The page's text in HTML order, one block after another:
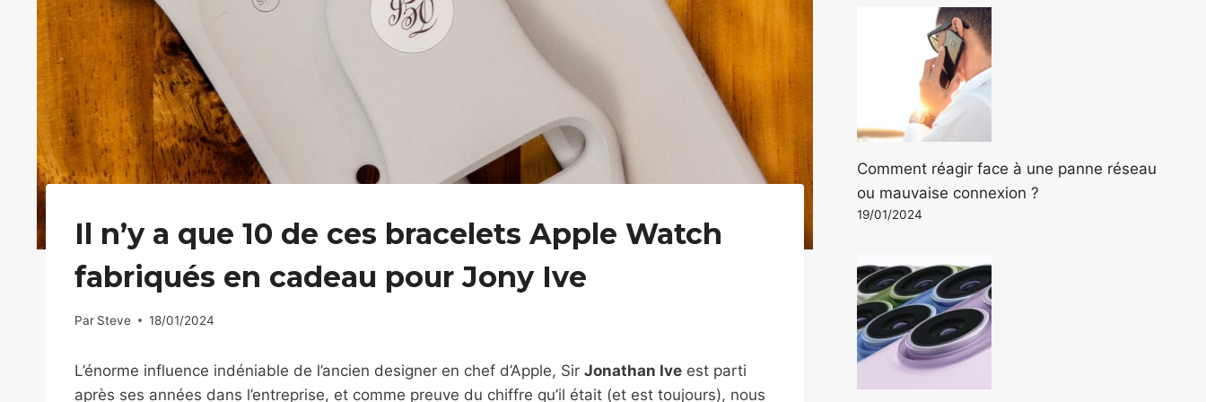
Il n’y a que 10 de ces bracelets Apple Watch
fabriqués en cadeau pour Jony Ive
Par Steve 18/01/2024
L’énorme influence indéniable de l’ancien designer en chef d’Apple, Sir Jonathan Ive est parti
après ses années dans l’entreprise, et comme preuve du chiffre qu’il était (et est toujours), nous
Comment réagir face à une panne réseau
ou mauvaise connexion ?
19/01/2024